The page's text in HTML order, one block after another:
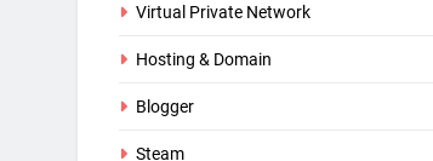
Virtual Private Network
Hosting & Domain
Blogger
Steam